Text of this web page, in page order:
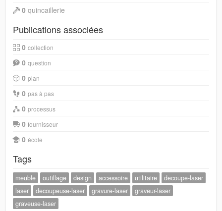
0 quincaillerie
Publications associées
0 collection
0 question
0 plan
0 pas à pas
0 processus
0 fournisseur
0 école
Tags
meuble outillage design accessoire utilitaire
decoupe-laser
laser
decoupeuse-laser gravure-laser
graveur-laser
graveuse-laser